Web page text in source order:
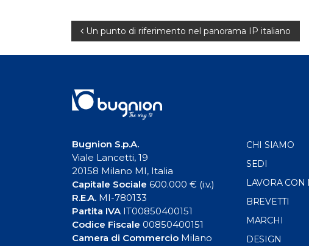
Navigazione
articoli
Un punto di riferimento nel panorama IP italiano
Bugnion S.p.A.
Viale Lancetti, 19
20158 Milano MI, Italia
Capitale Sociale 600.000 € (i.v.)
R.E.A. MI-780133
Partita IVAIT00850400151
Codice Fiscale 00850400151
Camera di Commercio Milano
CHI SIAMO
SEDI
LAVORA CON
BREVETTI
MARCHI
DESIGN